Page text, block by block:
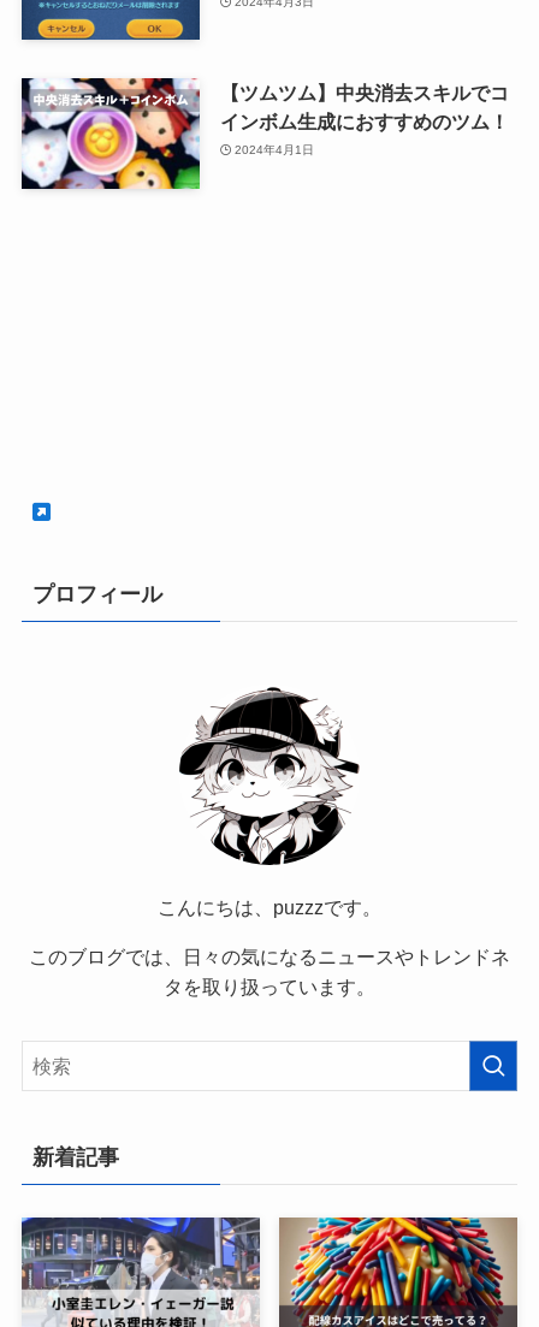
【ツムツム】中央消去スキルでコ
インボム生成におすすめのツム！
2024年4月1日
こんにちは、puzzzです。
このブログでは、日々の気になるニュースやトレンドネ
タを取り扱っています。